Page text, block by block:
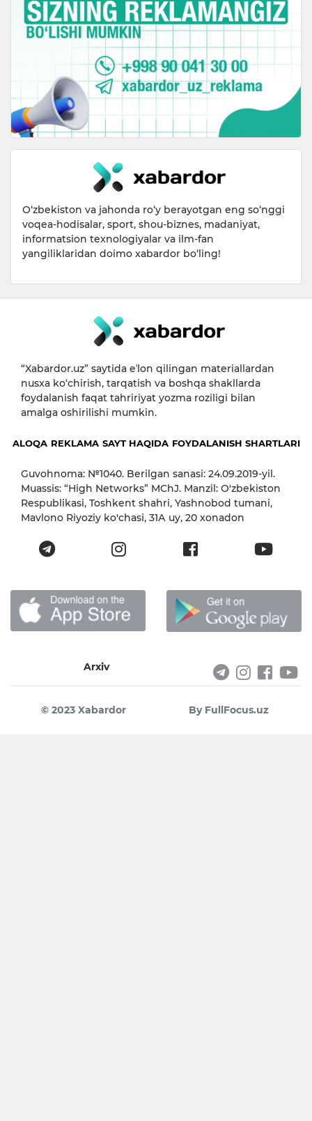
O‘zbekiston va jahonda ro‘y berayotgan eng so‘nggi
voqea-hodisalar, sport, shou-biznes, madaniyat,
informatsion texnologiyalar va ilm-fan
yangiliklaridan doimo xabardor bo‘ling!
“Xabardor.uz” saytida eʼlon qilingan materiallardan
nusxa ko‘chirish, tarqatish va boshqa shakllarda
foydalanish faqat tahririyat yozma roziligi bilan
amalga oshirilishi mumkin.
ALOQA REKLAMA SAYT HAQIDA FOYDALANISH SHARTLARI
Guvohnoma: №1040. Berilgan sanasi: 24.09.2019-yil.
Muassis: “High Networks” MChJ. Manzil: O'zbekiston
Respublikasi, Toshkent shahri, Yashnobod tumani,
Mavlono Riyoziy ko'chasi, 31А uy, 20 xonadon
Arxiv
© 2023 Xabardor By FullFocus.uz